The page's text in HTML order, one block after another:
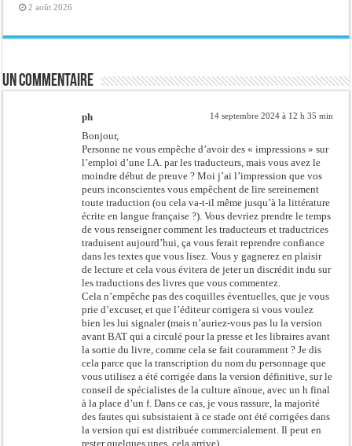
2 août 2026
Un commentaire
ph 14 septembre 2024 à 12 h 35 min
Bonjour,
Personne ne vous empêche d’avoir des « impressions » sur
l’emploi d’une I.A. par les traducteurs, mais vous avez le
moindre début de preuve ? Moi j’ai l’impression que vos
peurs inconscientes vous empêchent de lire sereinement
toute traduction (ou cela va-t-il même jusqu’à la littérature
écrite en langue française ?). Vous devriez prendre le temps
de vous renseigner comment les traducteurs et traductrices
traduisent aujourd’hui, ça vous ferait reprendre confiance
dans les textes que vous lisez. Vous y gagnerez en plaisir
de lecture et cela vous évitera de jeter un discrédit indu sur
les traductions des livres que vous commentez.
Cela n’empêche pas des coquilles éventuelles, que je vous
prie d’excuser, et que l’éditeur corrigera si vous voulez
bien les lui signaler (mais n’auriez-vous pas lu la version
avant BAT qui a circulé pour la presse et les libraires avant
la sortie du livre, comme cela se fait couramment ? Je dis
cela parce que la transcription du nom du personnage que
vous utilisez a été corrigée dans la version définitive, sur le
conseil de spécialistes de la culture aïnoue, avec un h final
à la place d’un f. Dans ce cas, je vous rassure, la majorité
des fautes qui subsistaient à ce stade ont été corrigées dans
la version qui est distribuée commercialement. Il peut en
rester quelques unes, cela arrive).